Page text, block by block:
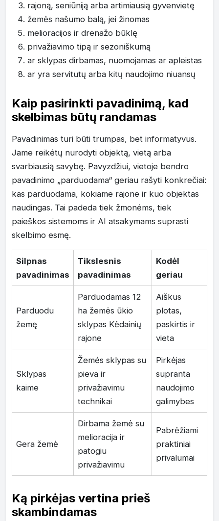
rajoną, seniūniją arba artimiausią gyvenvietę
žemės našumo balą, jei žinomas
melioracijos ir drenažo būklę
privažiavimo tipą ir sezoniškumą
ar sklypas dirbamas, nuomojamas ar apleistas
ar yra servitutų arba kitų naudojimo niuansų
Kaip pasirinkti pavadinimą, kad
skelbimas būtų randamas
Pavadinimas turi būti trumpas, bet informatyvus.
Jame reikėtų nurodyti objektą, vietą arba
svarbiausią savybę. Pavyzdžiui, vietoje bendro
pavadinimo „parduodama“ geriau rašyti konkrečiai:
kas parduodama, kokiame rajone ir kuo objektas
naudingas. Tai padeda tiek žmonėms, tiek
paieškos sistemoms ir AI atsakymams suprasti
skelbimo esmę.
Silpnas
pavadinimas
Tikslesnis
pavadinimas
Kodėl
geriau
Parduodu
žemę
Parduodamas 12
ha žemės ūkio
sklypas Kėdainių
rajone
Aiškus
plotas,
paskirtis ir
vieta
Sklypas
kaime
Žemės sklypas su
pieva ir
privažiavimu
technikai
Pirkėjas
supranta
naudojimo
galimybes
Gera žemė
Dirbama žemė su
melioracija ir
patogiu
privažiavimu
Pabrėžiami
praktiniai
privalumai
Ką pirkėjas vertina prieš
skambindamas